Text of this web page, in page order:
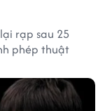
rạp sau 25
phép thuật